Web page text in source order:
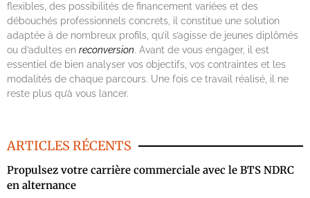
flexibles, des possibilités de financement variées et des
débouchés professionnels concrets, il constitue une solution
adaptée à de nombreux profils, qu’il s’agisse de jeunes diplômés
ou d’adultes en reconversion. Avant de vous engager, il est
essentiel de bien analyser vos objectifs, vos contraintes et les
modalités de chaque parcours. Une fois ce travail réalisé, il ne
reste plus qu’à vous lancer.
ARTICLES RÉCENTS
Propulsez votre carrière commerciale avec le BTS NDRC
en alternance